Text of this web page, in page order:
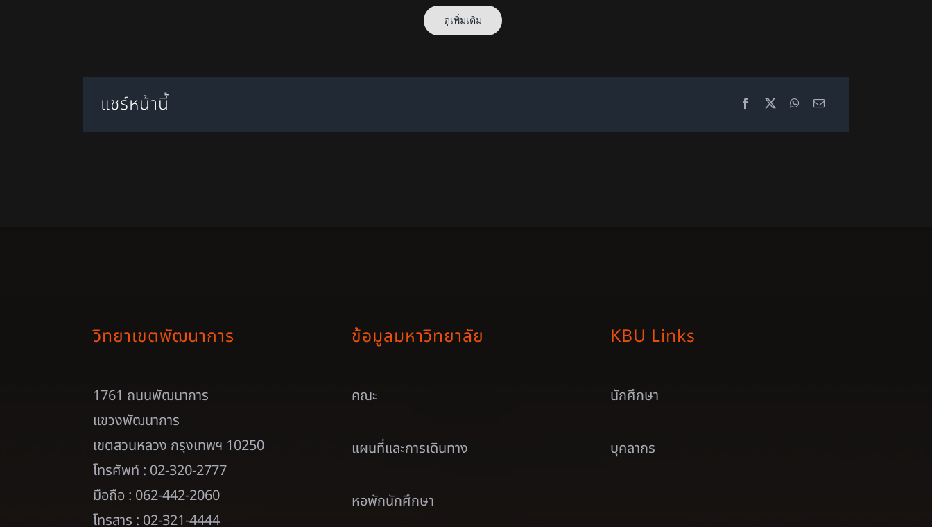
ดูเพิ่มเติม
แชร์หน้านี้
วิทยาเขตพัฒนาการ
1761 ถนนพัฒนาการ
แขวงพัฒนาการ
เขตสวนหลวง กรุงเทพฯ 10250
โทรศัพท์ : 02-320-2777
มือถือ : 062-442-2060
โทรสาร : 02-321-4444
ข้อมูลมหาวิทยาลัย
คณะ
แผนที่และการเดินทาง
หอพักนักศึกษา
KBU Links
นักศึกษา
บุคลากร